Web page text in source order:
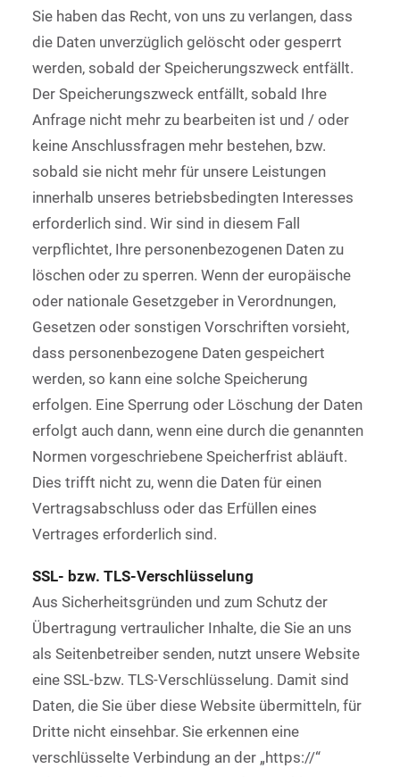
Sie haben das Recht, von uns zu verlangen, dass
die Daten unverzüglich gelöscht oder gesperrt
werden, sobald der Speicherungszweck entfällt.
Der Speicherungszweck entfällt, sobald Ihre
Anfrage nicht mehr zu bearbeiten ist und / oder
keine Anschlussfragen mehr bestehen, bzw.
sobald sie nicht mehr für unsere Leistungen
innerhalb unseres betriebsbedingten Interesses
erforderlich sind. Wir sind in diesem Fall
verpflichtet, Ihre personenbezogenen Daten zu
löschen oder zu sperren. Wenn der europäische
oder nationale Gesetzgeber in Verordnungen,
Gesetzen oder sonstigen Vorschriften vorsieht,
dass personenbezogene Daten gespeichert
werden, so kann eine solche Speicherung
erfolgen. Eine Sperrung oder Löschung der Daten
erfolgt auch dann, wenn eine durch die genannten
Normen vorgeschriebene Speicherfrist abläuft.
Dies trifft nicht zu, wenn die Daten für einen
Vertragsabschluss oder das Erfüllen eines
Vertrages erforderlich sind.
SSL- bzw. TLS-Verschlüsselung
Aus Sicherheitsgründen und zum Schutz der
Übertragung vertraulicher Inhalte, die Sie an uns
als Seitenbetreiber senden, nutzt unsere Website
eine SSL-bzw. TLS-Verschlüsselung. Damit sind
Daten, die Sie über diese Website übermitteln, für
Dritte nicht einsehbar. Sie erkennen eine
verschlüsselte Verbindung an der „https://“